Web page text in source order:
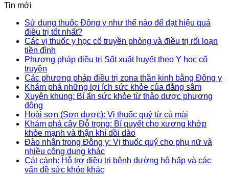
Tin mới
Sử dụng thuốc Đông y như thế nào để đạt hiệu quả
điều trị tốt nhất?
Các vị thuốc y học cổ truyền phòng và điều trị rối loạn
tiền đình
Phương pháp điều trị Sốt xuất huyết theo Y học cổ
truyền
Các phương pháp điều trị zona thần kinh bằng Đông y
Khám phá những lợi ích sức khỏe của đằng sâm
Xuyên khung: Bí ẩn sức khỏe từ thảo dược phương
đông
Hoài sơn (Sơn dược): Vị thuốc quý từ củ mài
Khám phá cây Đỗ trọng: Bí quyết cho xương khớp
khỏe mạnh và thận khí dồi dào
Đào nhân trong Đông y: Vị thuốc quý cho phụ nữ và
nhiều công dụng khác
Cát cánh: Hỗ trợ điều trị bệnh đường hô hấp và các
vấn đề sức khỏe khác